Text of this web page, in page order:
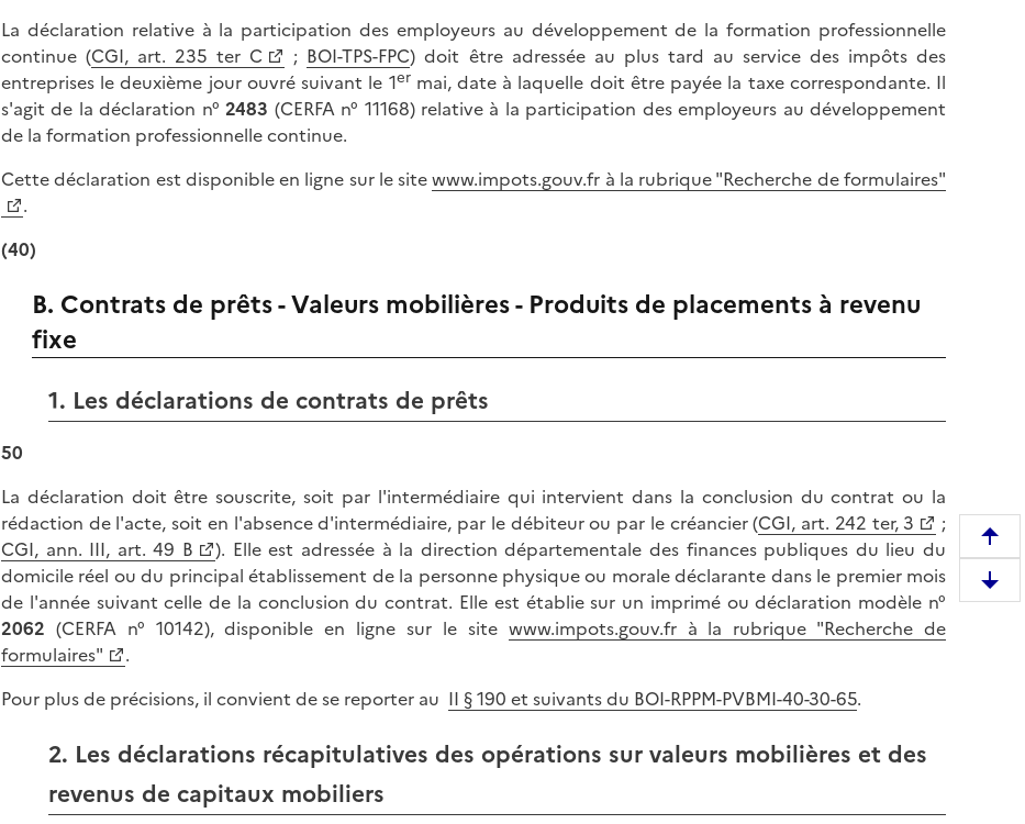
La déclaration relative à la participation des employeurs au développement de la formation professionnelle
continue (CGI, art. 235 ter C ; BOI-TPS-FPC) doit être adressée au plus tard au service des impôts des
entreprises le deuxième jour ouvré suivant le 1ermai, date à laquelle doit être payée la taxe correspondante. Il
s'agit de la déclaration n°2483 (CERFA n° 11168) relative à la participation des employeurs au développement
de la formation professionnelle continue.
Cette déclaration est disponible en ligne sur le sitewww.impots.gouv.fr à la rubrique "Recherche de formulaires"
.
(40)
B. Contrats de prêts - Valeurs mobilières - Produits de placements à revenu
fixe
1. Les déclarations de contrats de prêts
50
La déclaration doit être souscrite, soit par l'intermédiaire qui intervient dans la conclusion du contrat ou la
rédaction de l'acte, soit en l'absence d'intermédiaire, par le débiteur ou par le créancier (CGI, art. 242 ter, 3
;
CGI, ann. III, art. 49 B
). Elle est adressée à la direction départementale des finances publiques du lieu du
domicile réel ou du principal établissement de la personne physique ou morale déclarante dans le premier mois
de l'année suivant celle de la conclusion du contrat. Elle est établie sur un imprimé ou déclaration modèle n°
2062 (CERFA n° 10142), disponible en ligne sur le site www.impots.gouv.fr à la rubrique "Recherche de
formulaires"
.
Pour plus de précisions, il convient de se reporter au II § 190 et suivants du BOI-RPPM-PVBMI-40-30-65.
2. Les déclarations récapitulatives des opérations sur valeurs mobilières et des
revenus de capitaux mobiliers
e
m
D